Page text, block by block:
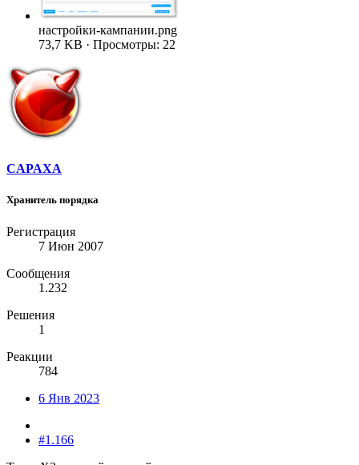
настройки-кампании.png
73,7 KB · Просмотры: 22
CAPAXA
Хранитель порядка
Регистрация
7 Июн 2007
Сообщения
1.232
Решения
1
Реакции
784
6 Янв 2023
#1.166